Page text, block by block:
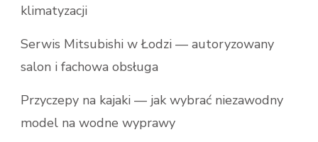
klimatyzacji
Serwis Mitsubishi w Łodzi — autoryzowany
salon i fachowa obsługa
Przyczepy na kajaki — jak wybrać niezawodny
model na wodne wyprawy